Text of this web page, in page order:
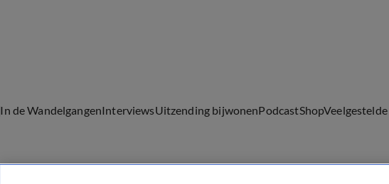
In de WandelgangenInterviewsUitzending bijwonenPodcastShop